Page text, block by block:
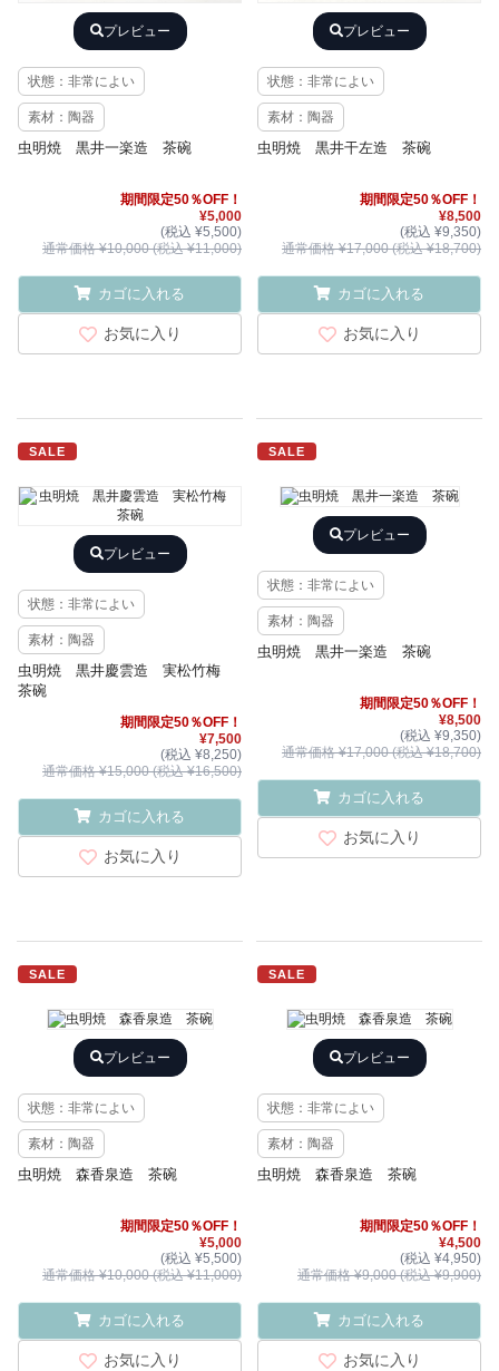
プレビュー
状態：非常によい
素材：陶器
虫明焼 黒井一楽造 茶碗
期間限定50％OFF！
¥5,000
(税込 ¥5,500)
通常価格 ¥10,000 (税込 ¥11,000)
カゴに入れる
お気に入り
プレビュー
状態：非常によい
素材：陶器
虫明焼 黒井干左造 茶碗
期間限定50％OFF！
¥8,500
(税込 ¥9,350)
通常価格 ¥17,000 (税込 ¥18,700)
カゴに入れる
お気に入り
SALE
プレビュー
状態：非常によい
素材：陶器
虫明焼 黒井慶雲造 実松竹梅
茶碗
期間限定50％OFF！
¥7,500
(税込 ¥8,250)
通常価格 ¥15,000 (税込 ¥16,500)
カゴに入れる
お気に入り
SALE
プレビュー
状態：非常によい
素材：陶器
虫明焼 黒井一楽造 茶碗
期間限定50％OFF！
¥8,500
(税込 ¥9,350)
通常価格 ¥17,000 (税込 ¥18,700)
カゴに入れる
お気に入り
SALE
プレビュー
状態：非常によい
素材：陶器
虫明焼 森香泉造 茶碗
期間限定50％OFF！
¥5,000
(税込 ¥5,500)
通常価格 ¥10,000 (税込 ¥11,000)
カゴに入れる
お気に入り
SALE
プレビュー
状態：非常によい
素材：陶器
虫明焼 森香泉造 茶碗
期間限定50％OFF！
¥4,500
(税込 ¥4,950)
通常価格 ¥9,000 (税込 ¥9,900)
カゴに入れる
お気に入り